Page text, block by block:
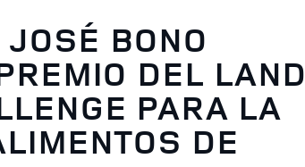
BONO
DEL LAND
PARA LA
DE